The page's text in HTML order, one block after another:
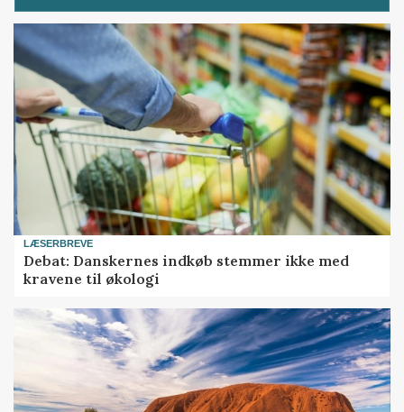
LÆSERBREVE
Debat: Danskernes indkøb stemmer ikke med
kravene til økologi